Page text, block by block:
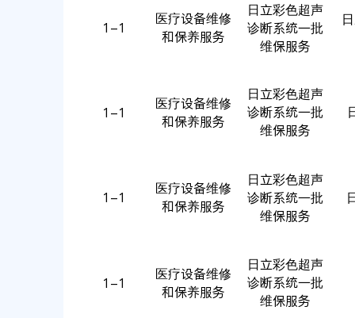
1-1
医疗设备维修
和保养服务
日立彩色超声
诊断系统一批
维保服务
1-1
医疗设备维修
和保养服务
日立彩色超声
诊断系统一批
维保服务
1-1
医疗设备维修
和保养服务
日立彩色超声
诊断系统一批
维保服务
1-1
医疗设备维修
和保养服务
日立彩色超声
诊断系统一批
维保服务